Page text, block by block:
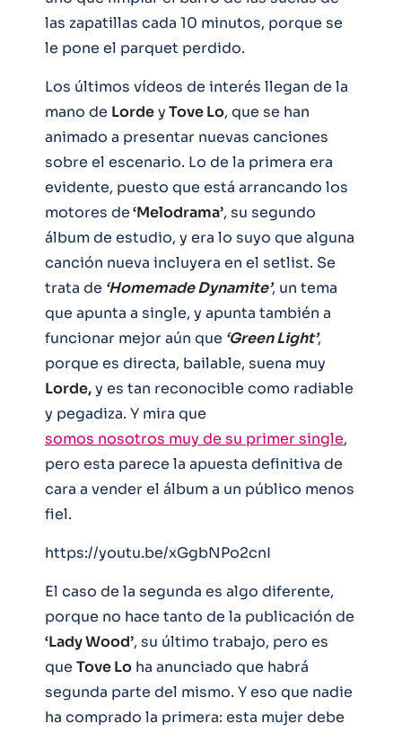
las zapatillas cada 10 minutos, porque se
le pone el parquet perdido.
Los últimos vídeos de interés llegan de la
mano de LordeyTove Lo, que se han
animado a presentar nuevas canciones
sobre el escenario. Lo de la primera era
evidente, puesto que está arrancando los
motores de‘Melodrama’, su segundo
álbum de estudio, y era lo suyo que alguna
canción nueva incluyera en el setlist. Se
trata de ‘Homemade Dynamite’, un tema
que apunta a single, y apunta también a
funcionar mejor aún que ‘Green Light’,
porque es directa, bailable, suena muy
Lorde,y es tan reconocible como radiable
y pegadiza. Y mira que
somos nosotros muy de su primer single,
pero esta parece la apuesta definitiva de
cara a vender el álbum a un público menos
fiel.
https://youtu.be/xGgbNPo2cnI
El caso de la segunda es algo diferente,
porque no hace tanto de la publicación de
‘Lady Wood’, su último trabajo, pero es
que Tove Lo ha anunciado que habrá
segunda parte del mismo. Y eso que nadie
ha comprado la primera: esta mujer debe